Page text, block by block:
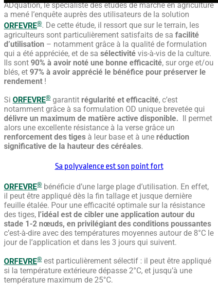
ADquation, le spécialiste des études de marché en agriculture
a mené l’enquête auprès des utilisateurs de la solution
ORFEVRE®. De cette étude, il ressort que sur le terrain, les
agriculteurs sont particulièrement satisfaits de sa facilité
d’utilisation – notamment grâce à la qualité de formulation
qui a été appréciée, et de sa sélectivité vis-à-vis de la culture.
Ils sont 90% à avoir noté une bonne efficacité, sur orge et/ou
blés, et 97% à avoir apprécié le bénéfice pour préserver le
rendement !
Si ORFEVRE® garantit régularité et efficacité, c’est
notamment grâce à sa formulation OD unique brevetée qui
délivre un maximum de matière active disponible. Il permet
alors une excellente résistance à la verse grâce un
renforcement des tiges à leur base et à une réduction
significative de la hauteur des céréales.
Sa polyvalence est son point fort
ORFEVRE® bénéficie d’une large plage d’utilisation. En effet,
il peut être appliqué dès la fin tallage et jusque dernière
feuille étalée. Pour une efficacité optimale sur la résistance
des tiges, l’idéal est de cibler une application autour du
stade 1-2 nœuds, en privilégiant des conditions poussantes
c’est-à-dire avec des températures moyennes autour de 8°C le
jour de l’application et dans les 3 jours qui suivent.
ORFEVRE® est particulièrement sélectif : il peut être appliqué
si la température extérieure dépasse 2°C, et jusqu’à une
température maximum de 25°C.